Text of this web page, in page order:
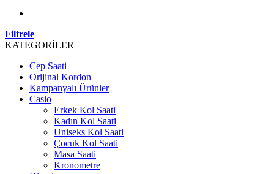
Filtrele
KATEGORİLER
Cep Saati
Orijinal Kordon
Kampanyalı Ürünler
Casio
Erkek Kol Saati
Kadın Kol Saati
Uniseks Kol Saati
Çocuk Kol Saati
Masa Saati
Kronometre